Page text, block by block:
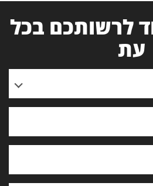
לרשותכם בכל
עת